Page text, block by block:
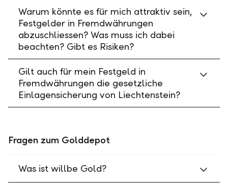
Warum könnte es für mich attraktiv sein,
Festgelder in Fremdwährungen
abzuschliessen? Was muss ich dabei
beachten? Gibt es Risiken?
Gilt auch für mein Festgeld in
Fremdwährungen die gesetzliche
Einlagensicherung von Liechtenstein?
Fragen zum Golddepot
Was ist willbe Gold?